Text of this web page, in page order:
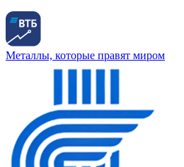
Металлы, которые правят миром